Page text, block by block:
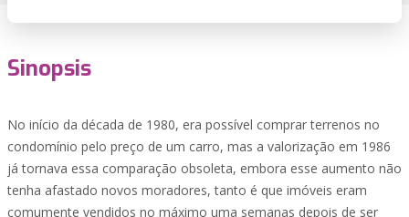
Sinopsis
No início da década de 1980, era possível comprar terrenos no
condomínio pelo preço de um carro, mas a valorização em 1986
já tornava essa comparação obsoleta, embora esse aumento não
tenha afastado novos moradores, tanto é que imóveis eram
comumente vendidos no máximo uma semanas depois de ser